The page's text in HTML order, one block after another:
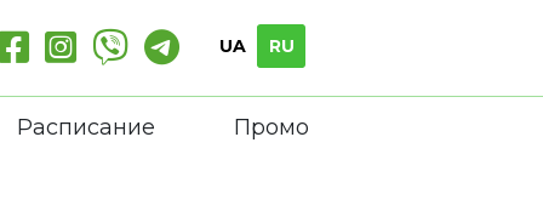
UA RU
Расписание Промо